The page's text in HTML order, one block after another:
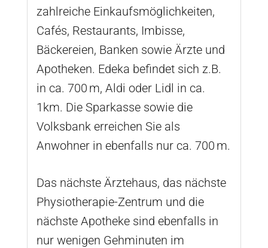
zahlreiche Einkaufsmöglichkeiten,
Cafés, Restaurants, Imbisse,
Bäckereien, Banken sowie Ärzte und
Apotheken. Edeka befindet sich z.B.
in ca. 700 m, Aldi oder Lidl in ca.
1km. Die Sparkasse sowie die
Volksbank erreichen Sie als
Anwohner in ebenfalls nur ca. 700 m.
Das nächste Ärztehaus, das nächste
Physiotherapie-Zentrum und die
nächste Apotheke sind ebenfalls in
nur wenigen Gehminuten im